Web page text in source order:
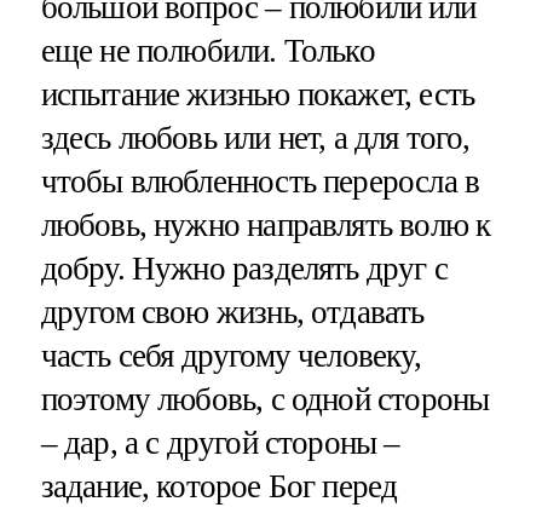
большой вопрос – полюбили или
еще не полюбили. Только
испытание жизнью покажет, есть
здесь любовь или нет, а для того,
чтобы влюбленность переросла в
любовь, нужно направлять волю к
добру. Нужно разделять друг с
другом свою жизнь, отдавать
часть себя другому человеку,
поэтому любовь, с одной стороны
– дар, а с другой стороны –
задание, которое Бог перед